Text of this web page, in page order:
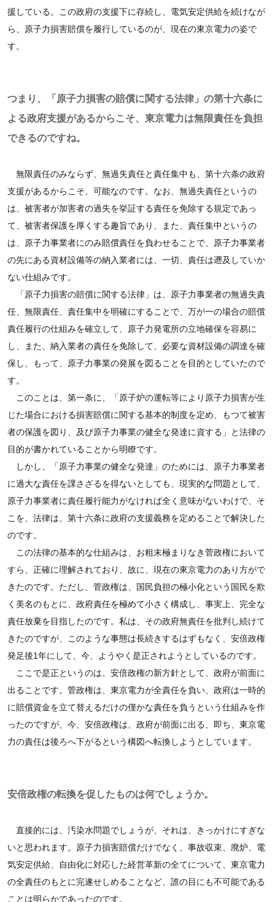
援している。この政府の支援下に存続し、電気安定供給を続けなが
ら、原子力損害賠償を履行しているのが、現在の東京電力の姿で
す。
つまり、「原子力損害の賠償に関する法律」の第十六条に
よる政府支援があるからこそ、東京電力は無限責任を負担
できるのですね。
無限責任のみならず、無過失責任と責任集中も、第十六条の政府
支援があるからこそ、可能なのです。なお、無過失責任というの
は、被害者が加害者の過失を挙証する責任を免除する規定であっ
て、被害者保護を厚くする趣旨であり、また、責任集中というの
は、原子力事業者にのみ賠償責任を負わせることで、原子力事業者
の先にある資材設備等の納入業者には、一切、責任は遡及していか
ない仕組みです。
「原子力損害の賠償に関する法律」は、原子力事業者の無過失責
任、無限責任、責任集中を明確にすることで、万が一の場合の賠償
責任履行の仕組みを確立して、原子力発電所の立地確保を容易に
し、また、納入業者の責任を免除して、必要な資材設備の調達を確
保し、もって、原子力事業の発展を図ることを目的としていたので
す。
このことは、第一条に、「原子炉の運転等により原子力損害が生
じた場合における損害賠償に関する基本的制度を定め、もつて被害
者の保護を図り、及び原子力事業の健全な発達に資する」と法律の
目的が書かれていることから明瞭です。
しかし、「原子力事業の健全な発達」のためには、原子力事業者
に過大な責任を課さざるを得ないとしても、現実的な問題として、
原子力事業者に責任履行能力がなければ全く意味がないわけで、そ
こを、法律は、第十六条に政府の支援義務を定めることで解決した
のです。
この法律の基本的な仕組みは、お粗末極まりなき菅政権において
すら、正確に理解されており、故に、現在の東京電力のあり方がで
きたのです。ただし、菅政権は、国民負担の極小化という国民を欺
く美名のもとに、政府責任を極めて小さく構成し、事実上、完全な
責任放棄を目指したのです。私は、その政府無責任を批判し続けて
きたのですが、このような事態は長続きするはずもなく、安倍政権
発足後1年にして、今、ようやく是正されようとしているのです。
ここで是正というのは、安倍政権の新方針として、政府が前面に
出ることです。菅政権は、東京電力が全責任を負い、政府は一時的
に賠償資金を立て替えるだけの僅かな責任を負うという仕組みを作
ったのですが、今、安倍政権は、政府が前面に出る、即ち、東京電
力の責任は後ろへ下がるという構図へ転換しようとしています。
安倍政権の転換を促したものは何でしょうか。
直接的には、汚染水問題でしょうが、それは、きっかけにすぎな
いと思われます。原子力損害賠償だけでなく、事故収束、廃炉、電
気安定供給、自由化に対応した経営革新の全てについて、東京電力
の全責任のもとに完遂せしめることなど、誰の目にも不可能である
ことは明らかであったのです。